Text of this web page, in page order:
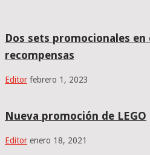
Dos sets promocionales
recompensas
Editor febrero 1, 2023
Nueva promoción de LEGO
Editor enero 18, 2021